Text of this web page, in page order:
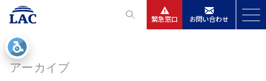
緊急窓口 お問い合わせ
アーカイブ